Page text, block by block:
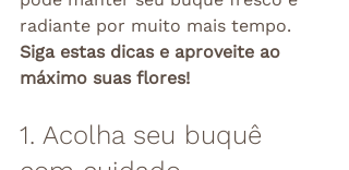
radiante por muito mais tempo.
Siga estas dicas e aproveite ao
máximo suas flores!
1. Acolha seu buquê